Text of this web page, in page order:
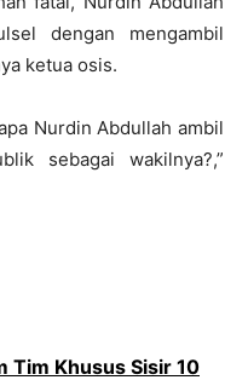
dengan mengambil
ketua osis.
Nurdin Abdullah ambil
sebagai wakilnya?,”
Tim Khusus Sisir 10